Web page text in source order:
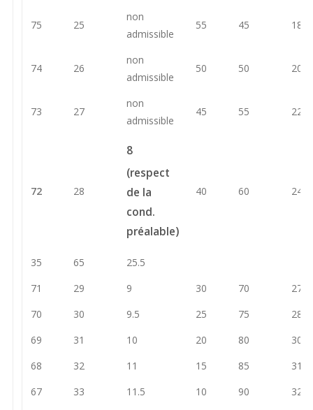
75 25
non
admissible
55 45 18
74 26
non
admissible
50 50 20
73 27
non
admissible
45 55 22
72 28
8
(respect
de la
cond.
préalable)
40 60 24
35 65
25.5
71
29 9 30 70
27
70
30 9.5 25 75
28.5
69
31 10 20 80
30
68
32 11 15 85
31
67
33 11.5 10 90
32